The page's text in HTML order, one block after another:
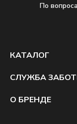
КАТАЛОГ
СЛУЖБА
О БРЕНДЕ
По